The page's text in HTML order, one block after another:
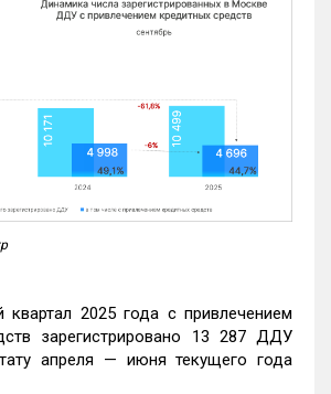
квартал 2025 года с привлечением
зарегистрировано 13 287 ДДУ
апреля — июня текущего года